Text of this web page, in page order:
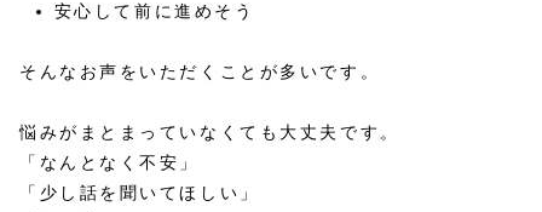
安心して前に進めそう
そんなお声をいただくことが多いです。
悩みがまとまっていなくても大丈夫です。
「なんとなく不安」
「少し話を聞いてほしい」